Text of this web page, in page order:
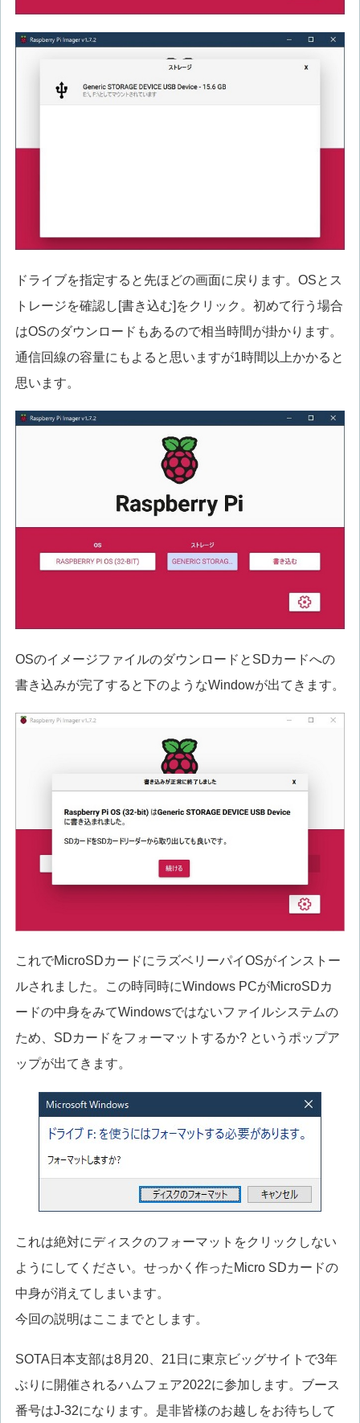
ドライブを指定すると先ほどの画面に戻ります。OSとス
トレージを確認し[書き込む]をクリック。初めて行う場合
はOSのダウンロードもあるので相当時間が掛かります。
通信回線の容量にもよると思いますが1時間以上かかると
思います。
OSのイメージファイルのダウンロードとSDカードへの
書き込みが完了すると下のようなWindowが出てきます。
これでMicroSDカードにラズベリーパイOSがインストー
ルされました。この時同時にWindows PCがMicroSDカ
ードの中身をみてWindowsではないファイルシステムの
ため、SDカードをフォーマットするか? というポップア
ップが出てきます。
これは絶対にディスクのフォーマットをクリックしない
ようにしてください。せっかく作ったMicro SDカードの
中身が消えてしまいます。
今回の説明はここまでとします。
SOTA日本支部は8月20、21日に東京ビッグサイトで3年
ぶりに開催されるハムフェア2022に参加します。ブース
番号はJ-32になります。是非皆様のお越しをお待ちして